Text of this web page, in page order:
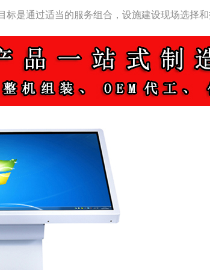
是通过适当的服务组合，设施建设现场选择和